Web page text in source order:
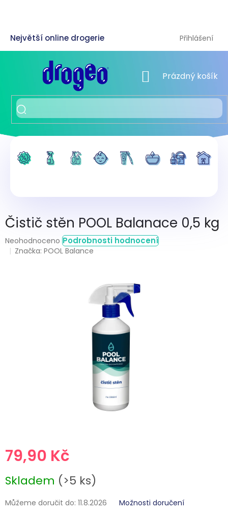
Přihlášení
NÁKUPNÍ KOŠÍK
Prázdný košík
Čistič stěn POOL Balanace 0,5 kg
Průměrné
hodnocení
Neohodnoceno Podrobnosti hodnocení
Značka:POOL Balance
79,90 Kč
cena:
Skladem (>5 ks)
Můžeme doručit do: 11.8.2026 Možnosti doručení